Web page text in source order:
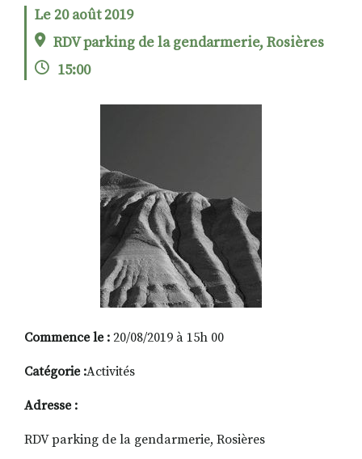
S'INSCRIRE À LA NEWSLETTER
Le 20 août 2019
RDV parking de la gendarmerie, Rosières
15:00
Commence le : 20/08/2019 à 15h 00
Catégorie :Activités
Adresse :
RDV parking de la gendarmerie, Rosières